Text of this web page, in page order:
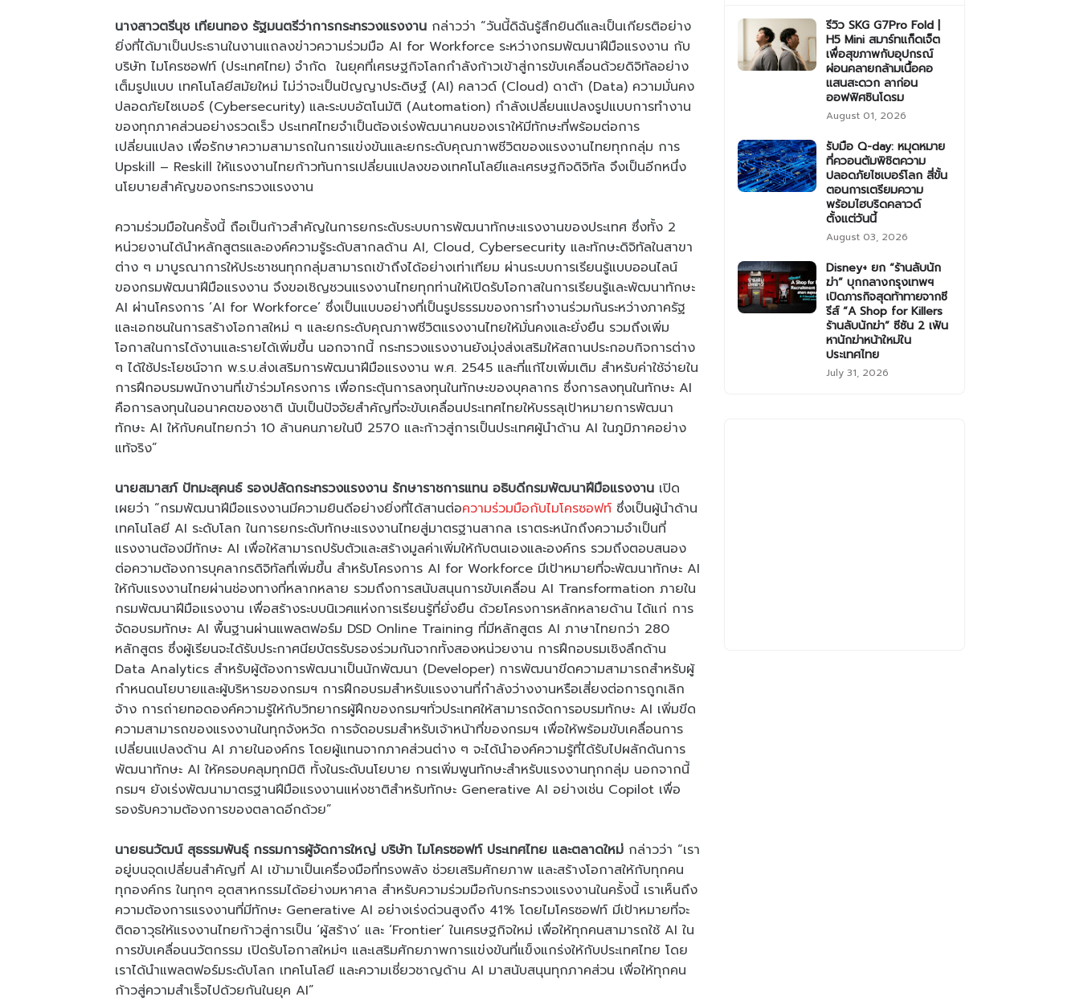
นางสาวตรีนุช เทียนทอง รัฐมนตรีว่าการกระทรวงแรงงาน กล่าวว่า “วันนี้ดิฉันรู้สึกยินดีและเป็นเกียรติอย่าง
ยิ่งที่ได้มาเป็นประธานในงานแถลงข่าวความร่วมมือ AI for Workforce ระหว่างกรมพัฒนาฝีมือแรงงาน กับ
บริษัท ไมโครซอฟท์ (ประเทศไทย) จำกัด ในยุคที่เศรษฐกิจโลกกำลังก้าวเข้าสู่การขับเคลื่อนด้วยดิจิทัลอย่าง
เต็มรูปแบบ เทคโนโลยีสมัยใหม่ ไม่ว่าจะเป็นปัญญาประดิษฐ์ (AI) คลาวด์ (Cloud) ดาต้า (Data) ความมั่นคง
ปลอดภัยไซเบอร์ (Cybersecurity) และระบบอัตโนมัติ (Automation) กำลังเปลี่ยนแปลงรูปแบบการทำงาน
ของทุกภาคส่วนอย่างรวดเร็ว ประเทศไทยจำเป็นต้องเร่งพัฒนาคนของเราให้มีทักษะที่พร้อมต่อการ
เปลี่ยนแปลง เพื่อรักษาความสามารถในการแข่งขันและยกระดับคุณภาพชีวิตของแรงงานไทยทุกกลุ่ม การ
Upskill – Reskill ให้แรงงานไทยก้าวทันการเปลี่ยนแปลงของเทคโนโลยีและเศรษฐกิจดิจิทัล จึงเป็นอีกหนึ่ง
นโยบายสำคัญของกระทรวงแรงงาน
ความร่วมมือในครั้งนี้ ถือเป็นก้าวสำคัญในการยกระดับระบบการพัฒนาทักษะแรงงานของประเทศ ซึ่งทั้ง 2
หน่วยงานได้นำหลักสูตรและองค์ความรู้ระดับสากลด้าน AI, Cloud, Cybersecurity และทักษะดิจิทัลในสาขา
ต่าง ๆ มาบูรณาการให้ประชาชนทุกกลุ่มสามารถเข้าถึงได้อย่างเท่าเทียม ผ่านระบบการเรียนรู้แบบออนไลน์
ของกรมพัฒนาฝีมือแรงงาน จึงขอเชิญชวนแรงงานไทยทุกท่านให้เปิดรับโอกาสในการเรียนรู้และพัฒนาทักษะ
AI ผ่านโครงการ ‘AI for Workforce’ ซึ่งเป็นแบบอย่างที่เป็นรูปธรรมของการทำงานร่วมกันระหว่างภาครัฐ
และเอกชนในการสร้างโอกาสใหม่ ๆ และยกระดับคุณภาพชีวิตแรงงานไทยให้มั่นคงและยั่งยืน รวมถึงเพิ่ม
โอกาสในการได้งานและรายได้เพิ่มขึ้น นอกจากนี้ กระทรวงแรงงานยังมุ่งส่งเสริมให้สถานประกอบกิจการต่าง
ๆ ได้ใช้ประโยชน์จาก พ.ร.บ.ส่งเสริมการพัฒนาฝีมือแรงงาน พ.ศ. 2545 และที่แก้ไขเพิ่มเติม สำหรับค่าใช้จ่ายใน
การฝึกอบรมพนักงานที่เข้าร่วมโครงการ เพื่อกระตุ้นการลงทุนในทักษะของบุคลากร ซึ่งการลงทุนในทักษะ AI
คือการลงทุนในอนาคตของชาติ นับเป็นปัจจัยสำคัญที่จะขับเคลื่อนประเทศไทยให้บรรลุเป้าหมายการพัฒนา
ทักษะ AI ให้กับคนไทยกว่า 10 ล้านคนภายในปี 2570 และก้าวสู่การเป็นประเทศผู้นำด้าน AI ในภูมิภาคอย่าง
แท้จริง”
นายสมาสภ์ ปัทมะสุคนธ์ รองปลัดกระทรวงแรงงาน รักษาราชการแทน อธิบดีกรมพัฒนาฝีมือแรงงาน เปิด
เผยว่า “กรมพัฒนาฝีมือแรงงานมีความยินดีอย่างยิ่งที่ได้สานต่อความร่วมมือกับไมโครซอฟท์ ซึ่งเป็นผู้นำด้าน
เทคโนโลยี AI ระดับโลก ในการยกระดับทักษะแรงงานไทยสู่มาตรฐานสากล เราตระหนักถึงความจำเป็นที่
แรงงานต้องมีทักษะ AI เพื่อให้สามารถปรับตัวและสร้างมูลค่าเพิ่มให้กับตนเองและองค์กร รวมถึงตอบสนอง
ต่อความต้องการบุคลากรดิจิทัลที่เพิ่มขึ้น สำหรับโครงการ AI for Workforce มีเป้าหมายที่จะพัฒนาทักษะ AI
ให้กับแรงงานไทยผ่านช่องทางที่หลากหลาย รวมถึงการสนับสนุนการขับเคลื่อน AI Transformation ภายใน
กรมพัฒนาฝีมือแรงงาน เพื่อสร้างระบบนิเวศแห่งการเรียนรู้ที่ยั่งยืน ด้วยโครงการหลักหลายด้าน ได้แก่ การ
จัดอบรมทักษะ AI พื้นฐานผ่านแพลตฟอร์ม DSD Online Training ที่มีหลักสูตร AI ภาษาไทยกว่า 280
หลักสูตร ซึ่งผู้เรียนจะได้รับประกาศนียบัตรรับรองร่วมกันจากทั้งสองหน่วยงาน การฝึกอบรมเชิงลึกด้าน
Data Analytics สำหรับผู้ต้องการพัฒนาเป็นนักพัฒนา (Developer) การพัฒนาขีดความสามารถสำหรับผู้
กำหนดนโยบายและผู้บริหารของกรมฯ การฝึกอบรมสำหรับแรงงานที่กำลังว่างงานหรือเสี่ยงต่อการถูกเลิก
จ้าง การถ่ายทอดองค์ความรู้ให้กับวิทยากรผู้ฝึกของกรมฯทั่วประเทศให้สามารถจัดการอบรมทักษะ AI เพิ่มขีด
ความสามารถของแรงงานในทุกจังหวัด การจัดอบรมสำหรับเจ้าหน้าที่ของกรมฯ เพื่อให้พร้อมขับเคลื่อนการ
เปลี่ยนแปลงด้าน AI ภายในองค์กร โดยผู้แทนจากภาคส่วนต่าง ๆ จะได้นำองค์ความรู้ที่ได้รับไปผลักดันการ
พัฒนาทักษะ AI ให้ครอบคลุมทุกมิติ ทั้งในระดับนโยบาย การเพิ่มพูนทักษะสำหรับแรงงานทุกกลุ่ม นอกจากนี้
กรมฯ ยังเร่งพัฒนามาตรฐานฝีมือแรงงานแห่งชาติสำหรับทักษะ Generative AI อย่างเช่น Copilot เพื่อ
รองรับความต้องการของตลาดอีกด้วย”
นายธนวัฒน์ สุธรรมพันธุ์ กรรมการผู้จัดการใหญ่ บริษัท ไมโครซอฟท์ ประเทศไทย และตลาดใหม่ กล่าวว่า “เรา
อยู่บนจุดเปลี่ยนสำคัญที่ AI เข้ามาเป็นเครื่องมือที่ทรงพลัง ช่วยเสริมศักยภาพ และสร้างโอกาสให้กับทุกคน
ทุกองค์กร ในทุกๆ อุตสาหกรรมได้อย่างมหาศาล สำหรับความร่วมมือกับกระทรวงแรงงานในครั้งนี้ เราเห็นถึง
ความต้องการแรงงานที่มีทักษะ Generative AI อย่างเร่งด่วนสูงถึง 41% โดยไมโครซอฟท์ มีเป้าหมายที่จะ
ติดอาวุธให้แรงงานไทยก้าวสู่การเป็น ‘ผู้สร้าง’ และ ‘Frontier’ ในเศรษฐกิจใหม่ เพื่อให้ทุกคนสามารถใช้ AI ใน
การขับเคลื่อนนวัตกรรม เปิดรับโอกาสใหม่ๆ และเสริมศักยภาพการแข่งขันที่แข็งแกร่งให้กับประเทศไทย โดย
เราได้นำแพลตฟอร์มระดับโลก เทคโนโลยี และความเชี่ยวชาญด้าน AI มาสนับสนุนทุกภาคส่วน เพื่อให้ทุกคน
ก้าวสู่ความสำเร็จไปด้วยกันในยุค AI”
รีวิว SKG G7Pro Fold |
H5 Mini สมาร์ทแก็ดเจ็ต
เพื่อสุขภาพกับอุปกรณ์
ผ่อนคลายกล้ามเนื้อคอ
แสนสะดวก ลาก่อน
ออฟฟิศซินโดรม
August 01, 2026
รับมือ Q-day: หมุดหมาย
ที่ควอนตัมพิชิตความ
ปลอดภัยไซเบอร์โลก สี่ขั้น
ตอนการเตรียมความ
พร้อมไฮบริดคลาวด์
ตั้งแต่วันนี้
August 03, 2026
Disney+ ยก “ร้านลับนัก
ฆ่า” บุกกลางกรุงเทพฯ
เปิดภารกิจสุดท้าทายจากซี
รีส์ “A Shop for Killers
ร้านลับนักฆ่า” ซีซัน 2 เฟ้น
หานักฆ่าหน้าใหม่ใน
ประเทศไทย
July 31, 2026